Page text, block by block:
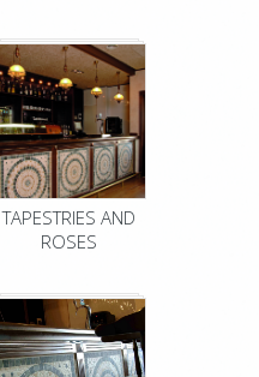
TAPESTRIES AND
ROSES